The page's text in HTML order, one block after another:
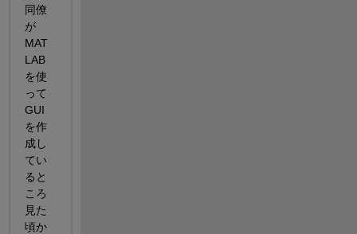
同僚
が
MAT
LAB
を使
って
GUI
を作
成し
てい
ると
ころ
見た
頃か